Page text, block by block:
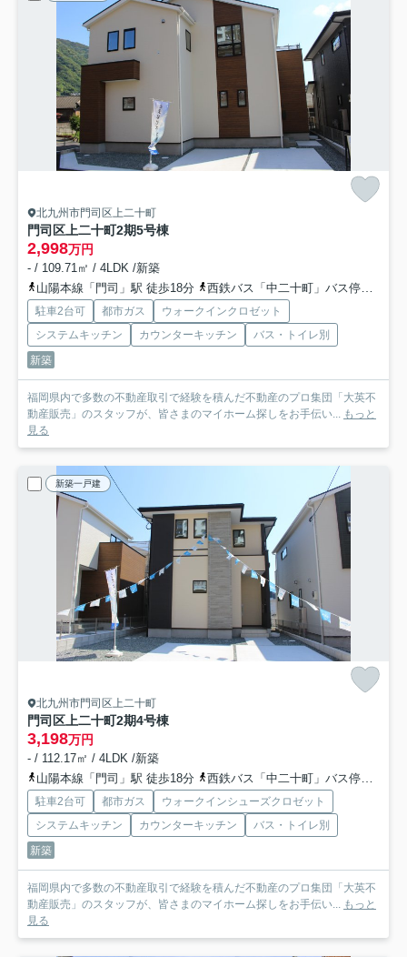
北九州市門司区上二十町
門司区上二十町2期5号棟
2,998万円
- / 109.71㎡ / 4LDK /新築
山陽本線「門司」駅 徒歩18分
西鉄バス「中二十町」バス停下車 徒歩5分
駐車2台可 都市ガス
ウォークインクロゼット
システムキッチン
カウンターキッチン
バス・トイレ別
新築
福岡県内で多数の不動産取引で経験を積んだ不動産のプロ集団「大英不
動産販売」のスタッフが、皆さまのマイホーム探しをお手伝い... もっと
見る
新築一戸建
北九州市門司区上二十町
門司区上二十町2期4号棟
3,198万円
- / 112.17㎡ / 4LDK /新築
山陽本線「門司」駅 徒歩18分
西鉄バス「中二十町」バス停下車 徒歩5分
駐車2台可 都市ガス
ウォークインシューズクロゼット
システムキッチン
カウンターキッチン
バス・トイレ別
新築
福岡県内で多数の不動産取引で経験を積んだ不動産のプロ集団「大英不
動産販売」のスタッフが、皆さまのマイホーム探しをお手伝い... もっと
見る